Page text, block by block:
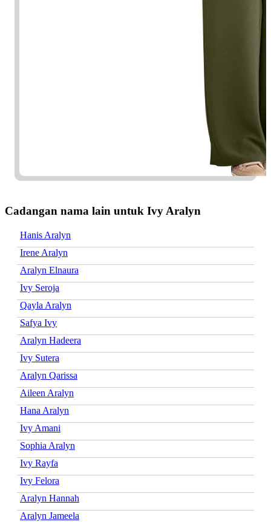
Cadangan nama lain untuk Ivy Aralyn
Hanis Aralyn
Irene Aralyn
Aralyn Elnaura
Ivy Seroja
Qayla Aralyn
Safya Ivy
Aralyn Hadeera
Ivy Sutera
Aralyn Qarissa
Aileen Aralyn
Hana Aralyn
Ivy Amani
Sophia Aralyn
Ivy Rayfa
Ivy Felora
Aralyn Hannah
Aralyn Jameela